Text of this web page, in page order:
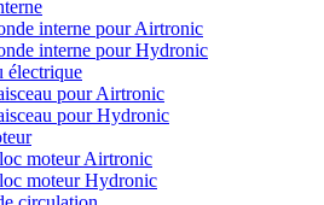
interne pour Airtronic
interne pour Hydronic
électrique
pour Airtronic
pour Hydronic
moteur Airtronic
moteur Hydronic